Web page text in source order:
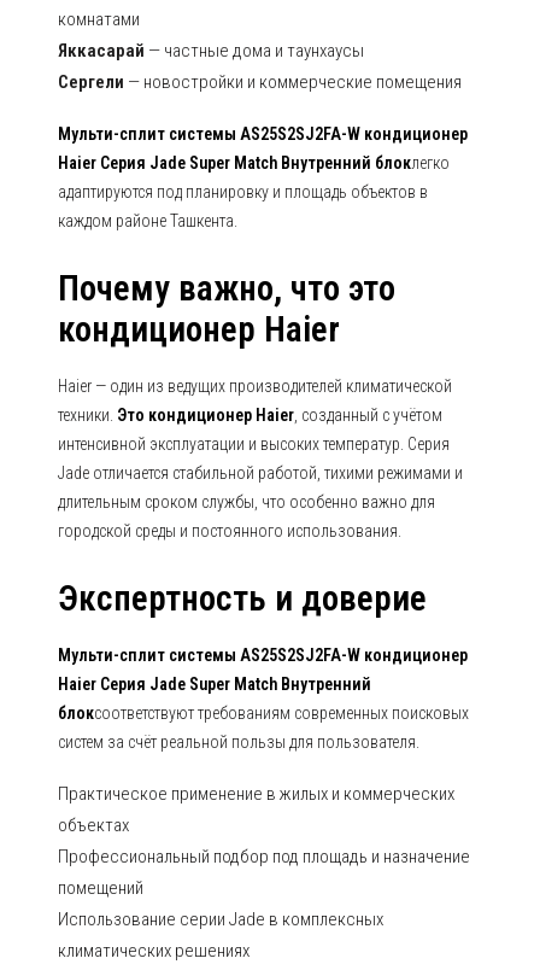
комнатами
Яккасарай — частные дома и таунхаусы
Сергели — новостройки и коммерческие помещения
Мульти-сплит системы AS25S2SJ2FA-W кондиционер
Haier Серия Jade Super Match Внутренний блоклегко
адаптируются под планировку и площадь объектов в
каждом районе Ташкента.
Почему важно, что это
кондиционер Haier
Haier — один из ведущих производителей климатической
техники. Это кондиционер Haier , созданный с учётом
интенсивной эксплуатации и высоких температур. Серия
Jade отличается стабильной работой, тихими режимами и
длительным сроком службы, что особенно важно для
городской среды и постоянного использования.
Экспертность и доверие
Мульти-сплит системы AS25S2SJ2FA-W кондиционер
Haier Серия Jade Super Match Внутренний
блоксоответствуют требованиям современных поисковых
систем за счёт реальной пользы для пользователя.
Практическое применение в жилых и коммерческих
объектах
Профессиональный подбор под площадь и назначение
помещений
Использование серии Jade в комплексных
климатических решениях